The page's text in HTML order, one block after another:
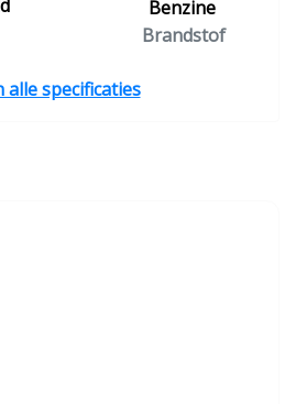
Benzine
Brandstof
alle specificaties